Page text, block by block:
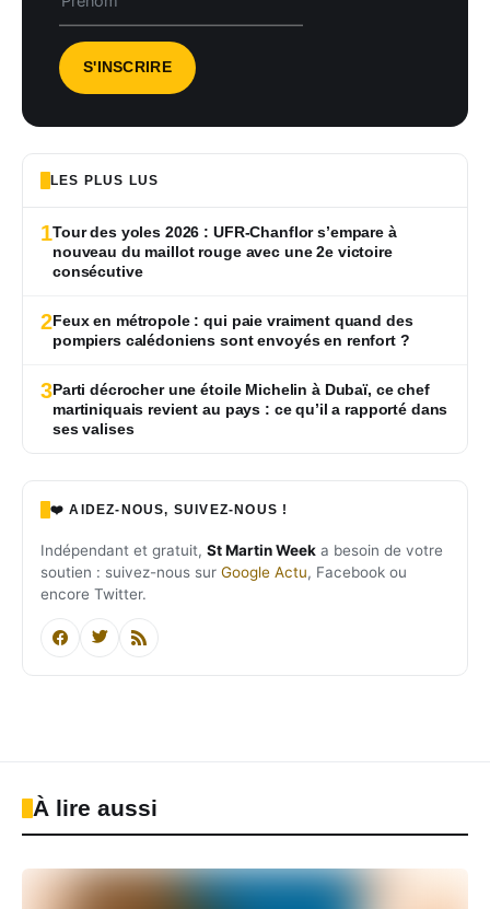
LES PLUS LUS
1Tour des yoles 2026 : UFR-Chanflor s’empare à
nouveau du maillot rouge avec une 2e victoire
consécutive
2Feux en métropole : qui paie vraiment quand des
pompiers calédoniens sont envoyés en renfort ?
3Parti décrocher une étoile Michelin à Dubaï, ce chef
martiniquais revient au pays : ce qu’il a rapporté dans
ses valises
❤️ AIDEZ-NOUS, SUIVEZ-NOUS !
Indépendant et gratuit, St Martin Week a besoin de votre
soutien : suivez-nous sur Google Actu, Facebook ou
encore Twitter.
À lire aussi